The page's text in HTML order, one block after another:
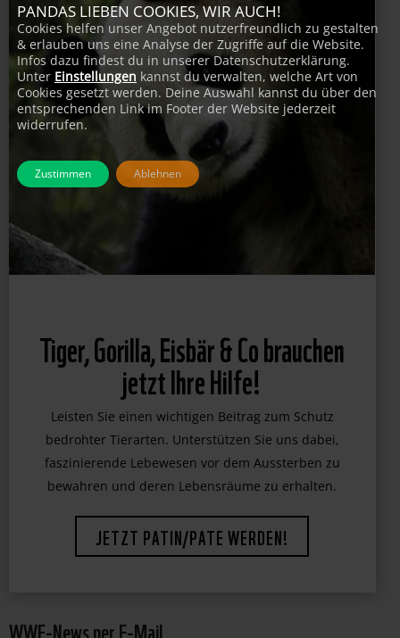
Tiger, Gorilla, Eisbär & Co brauchen
jetzt Ihre Hilfe!
Leisten Sie einen wichtigen Beitrag zum Schutz
bedrohter Tierarten. Unterstützen Sie uns dabei,
faszinierende Lebewesen vor dem Aussterben zu
JETZT PATIN/PATE WERDEN!
WWF-News per E-Mail
PANDAS LIEBEN COOKIES, WIR AUCH!
Cookies helfen unser Angebot nutzerfreundlich zu gestalten
& erlauben uns eine Analyse der Zugriffe auf die Website.
Infos dazu findest du in unserer Datenschutzerklärung.
Unter Einstellungen kannst du verwalten, welche Art von
Cookies gesetzt werden. Deine Auswahl kannst du über den
entsprechenden Link im Footer der Website jederzeit
widerrufen.
Zustimmen Ablehnen